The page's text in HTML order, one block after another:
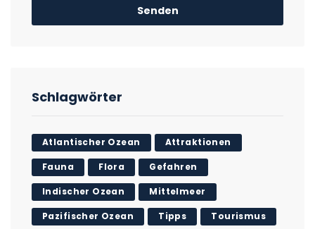
Schlagwörter
Atlantischer Ozean Attraktionen
Fauna Flora Gefahren
Indischer Ozean Mittelmeer
Pazifischer Ozean Tipps Tourismus